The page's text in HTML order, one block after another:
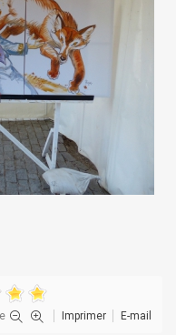
Imprimer E-mail